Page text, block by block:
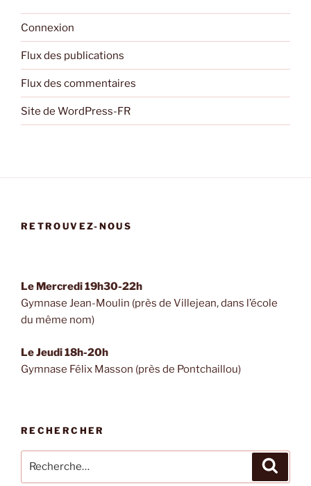
Connexion
Flux des publications
Flux des commentaires
Site de WordPress-FR
RETROUVEZ-NOUS
Le Mercredi 19h30-22h
Gymnase Jean-Moulin (près de Villejean, dans l’école
du même nom)
Le Jeudi 18h-20h
Gymnase Félix Masson (près de Pontchaillou)
RECHERCHER
pour